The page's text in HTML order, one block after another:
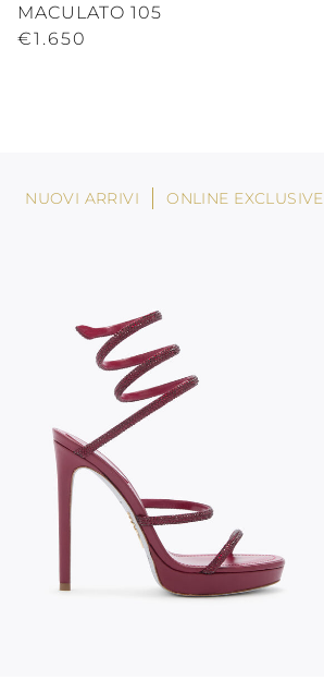
MACULATO 105
€1.650
NUOVI ARRIVI ONLINE EXCLUSIVE